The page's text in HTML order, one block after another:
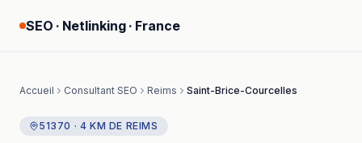
SEO · Netlinking · France
Accueil Consultant SEO Reims Saint-Brice-Courcelles
51370 · 4 KM DE REIMS